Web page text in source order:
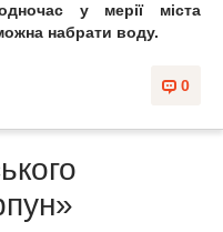
у мерії міста
набрати воду.
0